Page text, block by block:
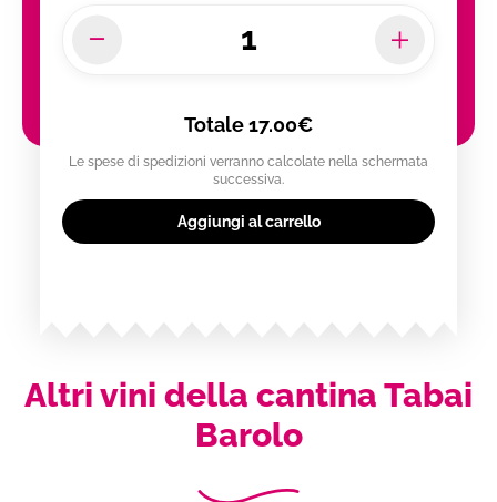
Totale17.00€
Le spese di spedizioni verranno calcolate nella schermata
successiva.
Aggiungi al carrello
Altri vini della cantina Tabai
Barolo